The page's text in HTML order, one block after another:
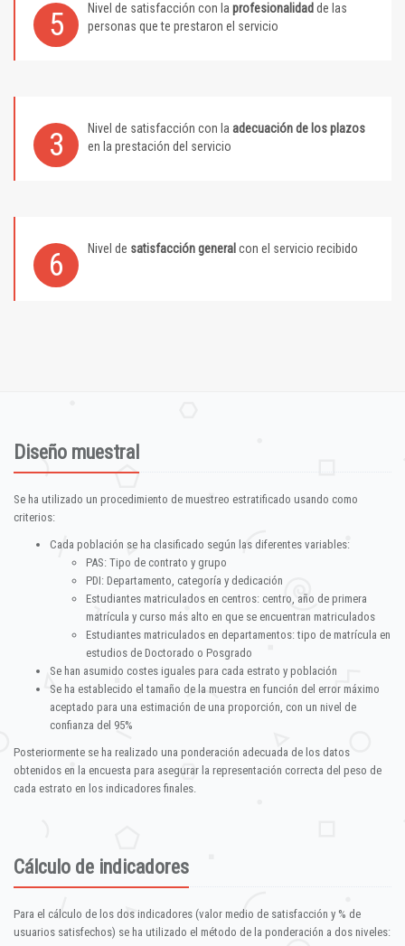
5 Nivel de satisfacción con la profesionalidad de las
personas que te prestaron el servicio
3 Nivel de satisfacción con la adecuación de los plazos
en la prestación del servicio
6 Nivel de satisfacción general con el servicio recibido
Diseño muestral
Se ha utilizado un procedimiento de muestreo estratificado usando como
criterios:
Cada población se ha clasificado según las diferentes variables:
PAS: Tipo de contrato y grupo
PDI: Departamento, categoría y dedicación
Estudiantes matriculados en centros: centro, año de primera
matrícula y curso más alto en que se encuentran matriculados
Estudiantes matriculados en departamentos: tipo de matrícula en
estudios de Doctorado o Posgrado
Se han asumido costes iguales para cada estrato y población
Se ha establecido el tamaño de la muestra en función del error máximo
aceptado para una estimación de una proporción, con un nivel de
confianza del 95%
Posteriormente se ha realizado una ponderación adecuada de los datos
obtenidos en la encuesta para asegurar la representación correcta del peso de
cada estrato en los indicadores finales.
Cálculo de indicadores
Para el cálculo de los dos indicadores (valor medio de satisfacción y % de
usuarios satisfechos) se ha utilizado el método de la ponderación a dos niveles: